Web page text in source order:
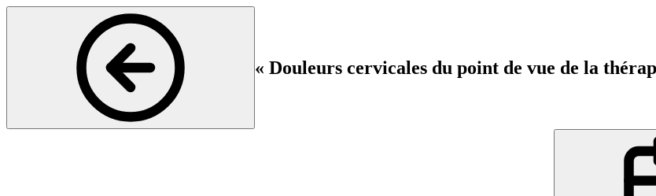
« Douleurs cervicales du point de vue de la